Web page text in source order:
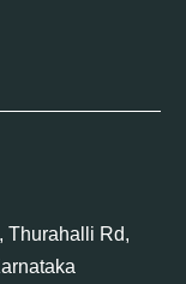
Thurahalli Rd,